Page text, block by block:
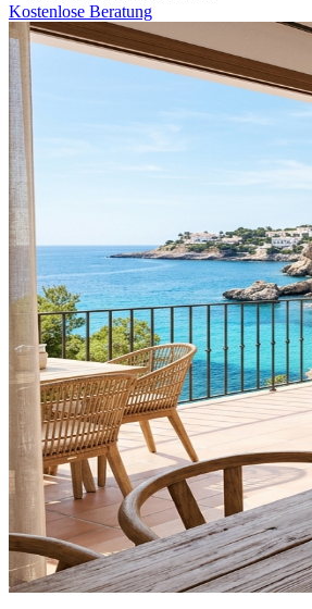
Kostenlose Beratung